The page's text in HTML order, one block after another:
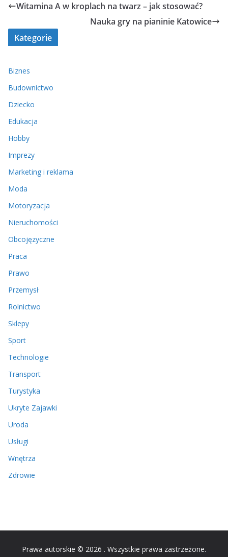
Witamina A w kroplach na twarz – jak stosować?
Nauka gry na pianinie Katowice
Kategorie
Biznes
Budownictwo
Dziecko
Edukacja
Hobby
Imprezy
Marketing i reklama
Moda
Motoryzacja
Nieruchomości
Obcojęzyczne
Praca
Prawo
Przemysł
Rolnictwo
Sklepy
Sport
Technologie
Transport
Turystyka
Ukryte Zajawki
Uroda
Usługi
Wnętrza
Zdrowie
Prawa autorskie © 2026 . Wszystkie prawa zastrzeżone.